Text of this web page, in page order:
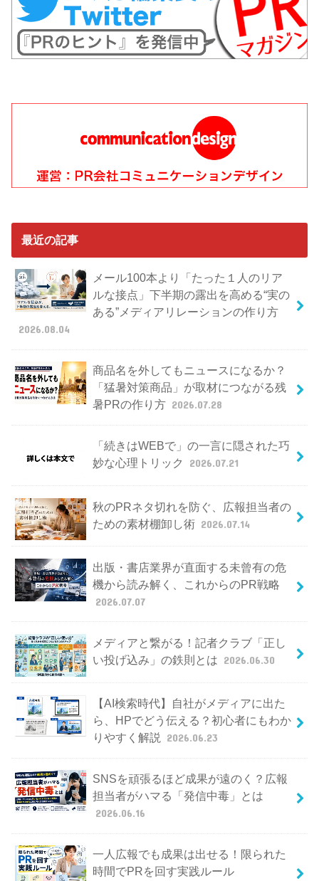
最近の記事
メール100本より「たった１人のリア
ルな接点」下半期の露出を高める“実の
ある”メディアリレーションの作り方
2026.08.04
商品名を外してもニュースになるか？
「猛暑対策商品」が取材につながる残
暑PRの作り方 2026.07.28
「続きはWEBで」の一言に隠された巧
妙な心理トリック
2026.07.21
秋のPRネタ切れを防ぐ、広報担当者の
ための素材棚卸し術 2026.07.14
出版・書店業界が直面する未曾有の危
機から読み解く、これからのPR戦略
2026.07.07
メディアと繋がる！記者クラブ「正し
い投げ込み」の鉄則とは 2026.06.30
【AI検索時代】自社がメディアに出た
ら、HPでどう伝える？初心者にもわか
りやすく解説
2026.06.23
SNSを頑張るほど成果が遠のく？広報
担当者がハマる「発信中毒」とは
2026.06.16
一人広報でも成果は出せる！限られた
時間でPRを回す実践ルール